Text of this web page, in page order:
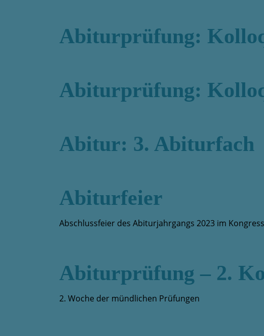
Abiturprüfung:
Abiturprüfung:
Abitur: 3. Abiturfach
Abiturfeier
Abschlussfeier des Abiturjahrgangs 2023 im
Abiturprüfung – 2.
2. Woche der mündlichen Prüfungen